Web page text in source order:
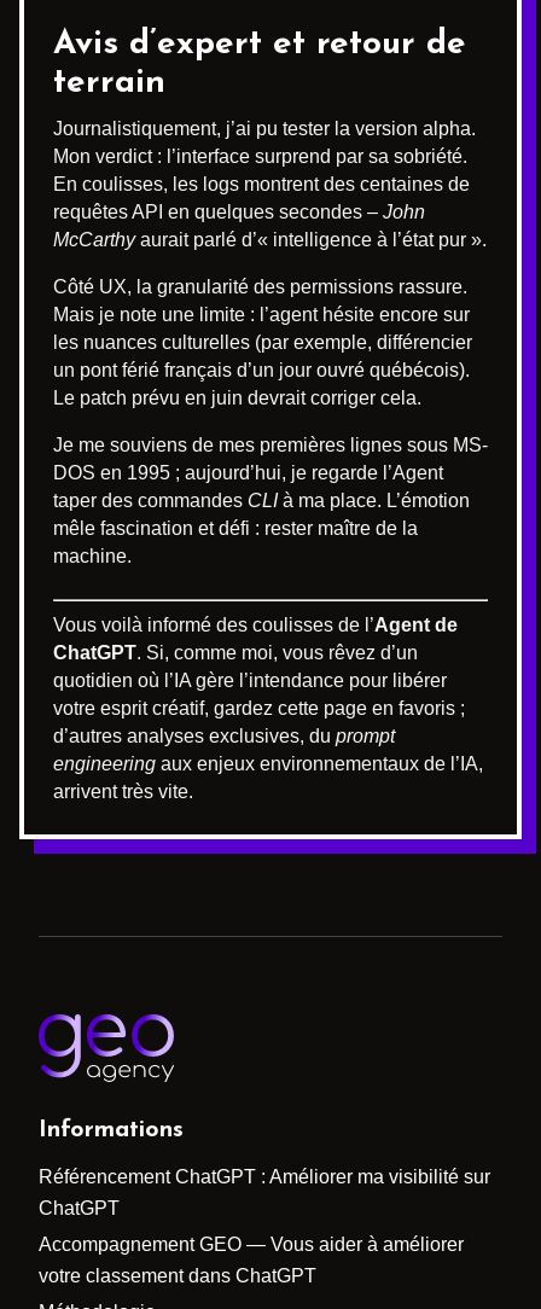
Avis d’expert et retour de
terrain
Journalistiquement, j’ai pu tester la version alpha.
Mon verdict : l’interface surprend par sa sobriété.
En coulisses, les logs montrent des centaines de
requêtes API en quelques secondes – John
McCarthyaurait parlé d’« intelligence à l’état pur ».
Côté UX, la granularité des permissions rassure.
Mais je note une limite : l’agent hésite encore sur
les nuances culturelles (par exemple, différencier
un pont férié français d’un jour ouvré québécois).
Le patch prévu en juin devrait corriger cela.
Je me souviens de mes premières lignes sous MS-
DOS en 1995 ; aujourd’hui, je regarde l’Agent
taper des commandes CLIà ma place. L’émotion
mêle fascination et défi : rester maître de la
machine.
Vous voilà informé des coulisses de l’Agent de
ChatGPT. Si, comme moi, vous rêvez d’un
quotidien où l’IA gère l’intendance pour libérer
votre esprit créatif, gardez cette page en favoris ;
d’autres analyses exclusives, du prompt
engineering aux enjeux environnementaux de l’IA,
arrivent très vite.
Informations
Référencement ChatGPT : Améliorer ma visibilité sur
ChatGPT
Accompagnement GEO — Vous aider à améliorer
votre classement dans ChatGPT